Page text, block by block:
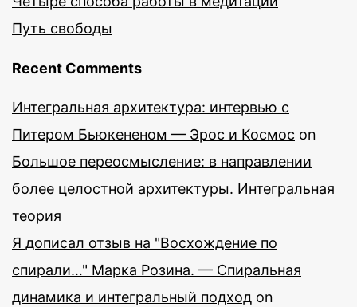
Путь свободы
Recent Comments
Интегральная архитектура: интервью с
Питером Бьюкененом — Эрос и Космос on
Большое переосмысление: в направлении
более целостной архитектуры. Интегральная
теория
Я дописал отзыв на "Восхождение по
спирали…" Марка Розина. — Спиральная
динамика и интегральный подход on